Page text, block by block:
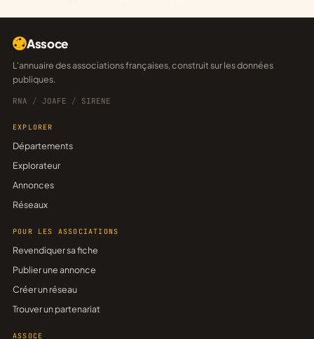
Assoce
L'annuaire des associations françaises, construit sur les données
publiques.
RNA / JOAFE / SIRENE
EXPLORER
Départements
Explorateur
Annonces
Réseaux
POUR LES ASSOCIATIONS
Revendiquer sa fiche
Publier une annonce
Créer un réseau
Trouver un partenariat
ASSOCE